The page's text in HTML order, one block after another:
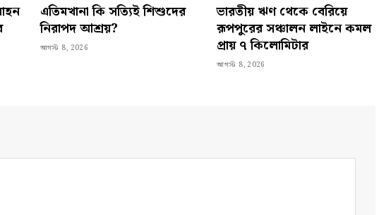
এতিমখানা কি সত্যিই শিশুদের
নিরাপদ আশ্রয়?
আগস্ট 8, 2026
ভারতীয় ঋণ থেকে বেরিয়ে
রূপপুরের সঞ্চালন লাইনে কমল
প্রায় ৭ কিলোমিটার
আগস্ট 8, 2026